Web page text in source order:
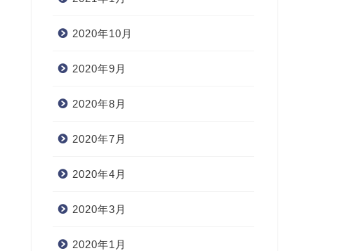
2020年10月
2020年9月
2020年8月
2020年7月
2020年4月
2020年3月
2020年1月